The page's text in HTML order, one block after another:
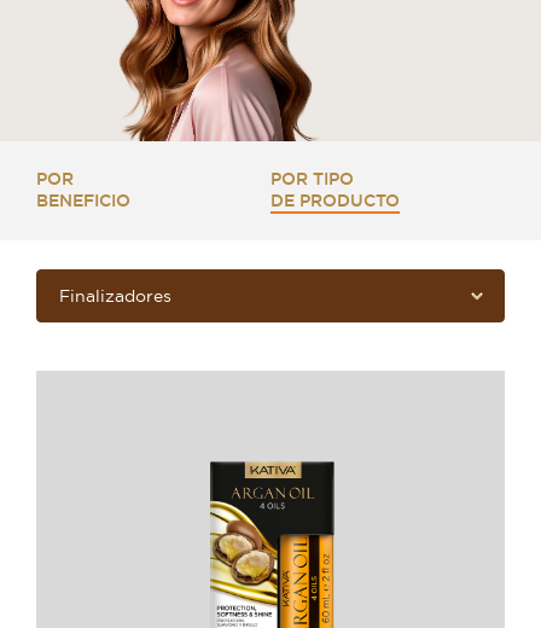
POR
BENEFICIO
POR TIPO
DE PRODUCTO